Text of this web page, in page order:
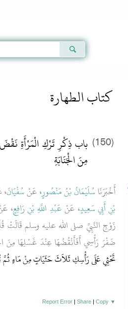
كتاب الطهارة
(150) باب ذِكْرِ تَرْكِ الْمَرْأَةِ
مِنَ الْجَنَابَةِ
أَخْبَرَنَاسُلَيْمَانُ بْنُ مَنْصُورٍ، عَنْسُفْيَانَ
بْنِ أَبِي سَعِيدٍ، عَنْعَبْدِ اللَّهِ بْنِ رَافِعٍ،
زَوْجِ النَّبِيِّ صلى الله عليه وسلم قَالَتْ
ضَفْرَ رَأْسِي أَفَأَنْقُضُهَا عِنْدَ غَسْلِهَا مِنَ
تَحْثِي عَلَى رَأْسِكِ ثَلاَثَ حَثَيَاتٍ مِنْ مَاءٍ
Report Error |Share |Copy ▼